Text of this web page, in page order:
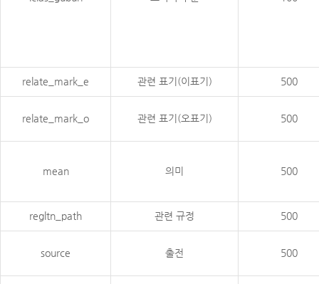
relate_mark_e 관련 표기(이표기) 500
relate_mark_o 관련 표기(오표기) 500
mean 의미 500
regltn_path 관련 규정 500
source 출전 500